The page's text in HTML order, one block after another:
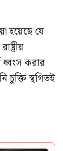
হয়েছে যে
ধ্বংস করার
চুক্তি স্থগিতই